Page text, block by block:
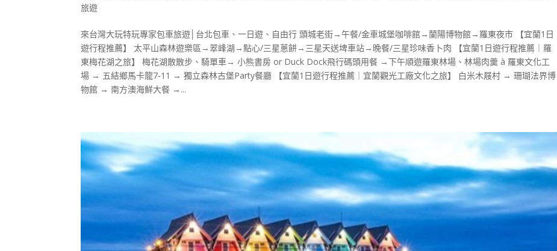
旅遊
來台灣大玩特玩專家包車旅遊│台北包車、一日遊、自由行 頭城老街→午餐/金車城堡咖啡館→蘭陽博物館→羅東夜市 【宜蘭1日
遊行程推薦】 太平山森林遊樂區→翠峰湖→點心/三星蔥餅→三星天送埤車站→晚餐/三星珍味香卜肉 【宜蘭1日遊行程推薦｜羅
東梅花湖之旅】 梅花湖散散步、騎單車→ 小熊書房 or Duck Dock飛行碼頭用餐 →下午順遊羅東林場、林場肉羹 à 羅東文化工
場 → 五結鄉馬卡龍7-11 → 獨立森林古堡Party餐廳 【宜蘭1日遊行程推薦｜宜蘭觀光工廠文化之旅】 白米木屐村 → 珊瑚法界博
物館 → 南方澳海鮮大餐 →...